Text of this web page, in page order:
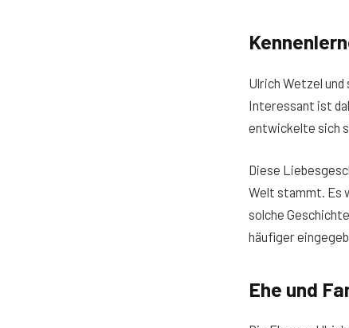
Ulrich Wetzel
Interessant ist
entwickelte sich
Diese
Welt stammt. Es
solche
häufiger
Ehe und